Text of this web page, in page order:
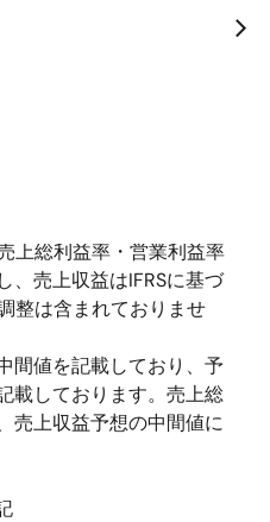
徴があり、業績予想に
期間の連結業績予想を
有用な情報を提供する
の他一過性の利益や損
上総利益率・営業利益率
、売上収益はIFRSに基づ
整は含まれておりませ
間値を記載しており、予
しております。売上総
売上収益予想の中間値に